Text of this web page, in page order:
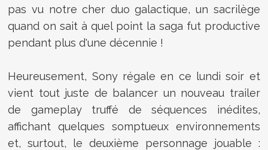
pas vu notre cher duo galactique, un sacrilège
quand on sait à quel point la saga fut productive
pendant plus d'une décennie !
Heureusement, Sony régale en ce lundi soir et
vient tout juste de balancer un nouveau trailer
de gameplay truffé de séquences inédites,
affichant quelques somptueux environnements
et, surtout, le deuxième personnage jouable :